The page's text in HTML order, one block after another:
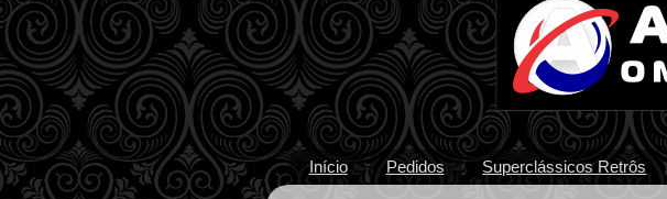
Início Pedidos Superclássicos Retrôs